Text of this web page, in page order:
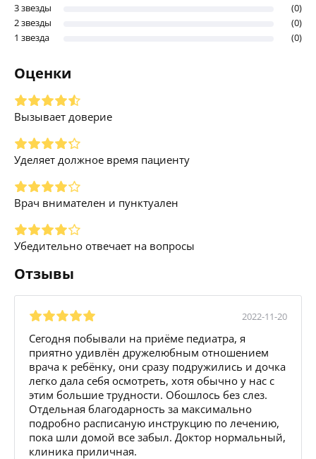
3 звезды
(0)
2 звезды
(0)
1 звезда
(0)
Оценки
Вызывает доверие
Уделяет должное время пациенту
Врач внимателен и пунктуален
Убедительно отвечает на вопросы
Отзывы
2022-11-20
Сегодня побывали на приёме педиатра, я
приятно удивлён дружелюбным отношением
врача к ребёнку, они сразу подружились и дочка
легко дала себя осмотреть, хотя обычно у нас с
этим большие трудности. Обошлось без слез.
Отдельная благодарность за максимально
подробно расписаную инструкцию по лечению,
пока шли домой все забыл. Доктор нормальный,
клиника приличная.